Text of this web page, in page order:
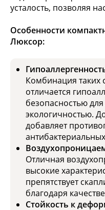
усталость, позволяя
Особенности
Люксор:
Комбинация таких
отличается
безопасностью
экологичностью.
добавляет
Отличная
высокие
препятствует
благодаря
Стойкость к